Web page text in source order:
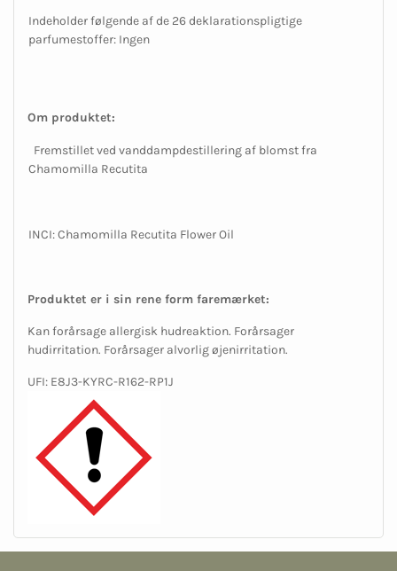
Indeholder følgende af de 26 deklarationspligtige
parfumestoffer: Ingen
Om produktet:
Fremstillet ved vanddampdestillering af blomst fra
Chamomilla Recutita
INCI: Chamomilla Recutita Flower Oil
Produktet er i sin rene form faremærket:
Kan forårsage allergisk hudreaktion. Forårsager
hudirritation. Forårsager alvorlig øjenirritation.
UFI: E8J3-KYRC-R162-RP1J